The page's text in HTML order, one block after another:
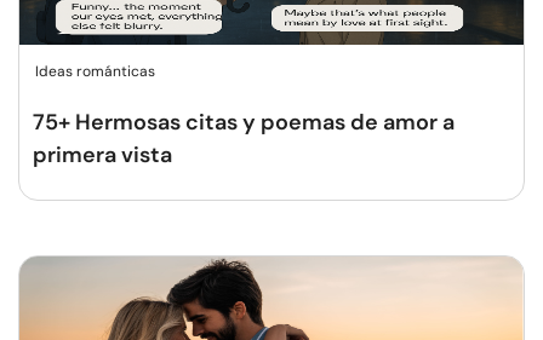
Ideas románticas
75+ Hermosas citas y poemas de amor a
primera vista